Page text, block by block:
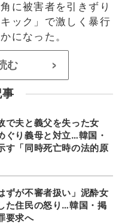
に被害者を引きずり
ック」で激しく暴行
になった。
む >
で夫と義父を失った女
ぐり義母と対立…韓国・
す「同時死亡時の法的原
ずが不審者扱い」泥酔女
た住民の怒り…韓国・掲
要求へ